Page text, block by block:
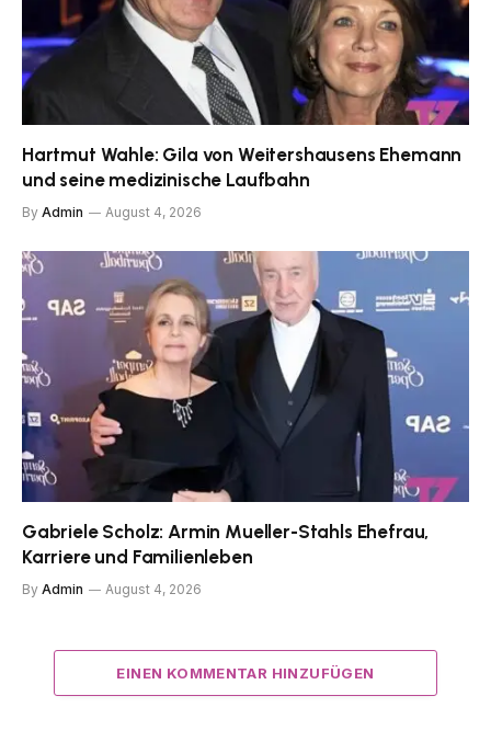
Hartmut Wahle: Gila von Weitershausens Ehemann
und seine medizinische Laufbahn
By Admin August 4, 2026
Gabriele Scholz: Armin Mueller-Stahls Ehefrau,
Karriere und Familienleben
By Admin August 4, 2026
EINEN KOMMENTAR HINZUFÜGEN